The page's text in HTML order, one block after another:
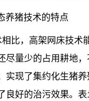
养猪技术的特点
相比，高架网床技
尽量少的占用耕地
实现了集约化生猪
良好的治污效果。